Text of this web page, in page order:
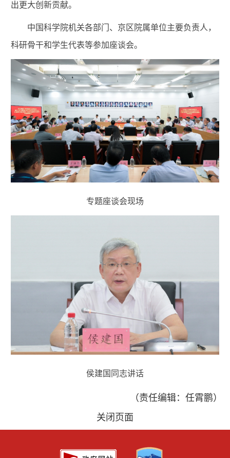
出更大创新贡献。
中国科学院机关各部门、京区院属单位主要负责人，
科研骨干和学生代表等参加座谈会。
专题座谈会现场
侯建国同志讲话
（责任编辑：任霄鹏）
关闭页面